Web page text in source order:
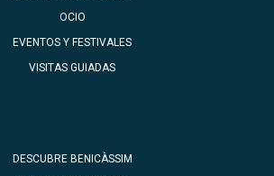
OCIO
EVENTOS Y FESTIVALES
VISITAS GUIADAS
DESCUBRE BENICÀSSIM